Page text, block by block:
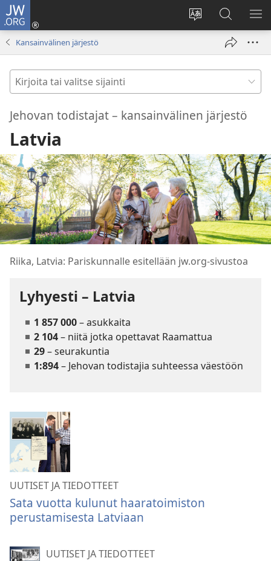
JW.ORG
Vaihda
sivuston
Kirjaudu
(avaa
Hae
JW.ORG-
sivustolta
Kansainvälinen järjestö
Kirjoita
tai
valitse
sijainti
Jehovan todistajat – kansainvälinen järjestö
Latvia
Riika, Latvia: Pariskunnalle esitellään jw.org-sivustoa
Lyhyesti – Latvia
1 857 000– asukkaita
2 104– niitä jotka opettavat Raamattua
29– seurakuntia
1:894– Jehovan todistajia suhteessa väestöön
UUTISET JA TIEDOTTEET
Sata vuotta kulunut haaratoimiston
perustamisesta Latviaan
UUTISET JA TIEDOTTEET